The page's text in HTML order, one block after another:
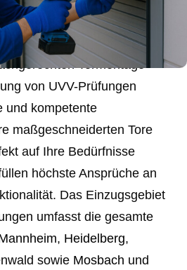
Gewerbe- als auch
Kernkompetenzen
Tormontage
von UVV-Prüfungen
und kompetente
maßgeschneiderten Tore
auf Ihre Bedürfnisse
höchste Ansprüche an
Das Einzugsgebiet
umfasst die gesamte
, Heidelberg,
sowie Mosbach und